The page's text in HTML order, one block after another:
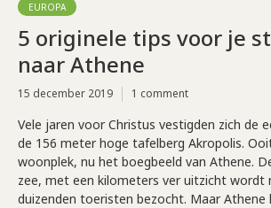
EUROPA
5 originele tips voor je
naar Athene
15 december 2019 1 comment
Vele jaren voor Christus vestigden zich de
de 156 meter hoge tafelberg Akropolis.
woonplek, nu het boegbeeld van Athene.
zee, met een kilometers ver uitzicht wordt
duizenden toeristen bezocht. Maar Athene